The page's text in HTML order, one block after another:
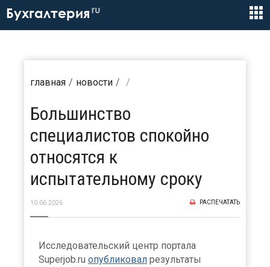
Бухгалтерия ru
главная новости
Большинство
специалистов спокойно
относятся к
испытательному сроку
10.06.2026 РАСПЕЧАТАТЬ
Исследовательский центр портала
Superjob.ru опубликовал результаты